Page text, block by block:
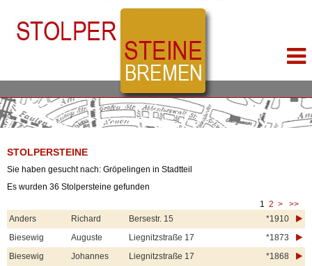
STOLPERSTEINE
Sie haben gesucht nach: Gröpelingen in Stadtteil
Es wurden 36 Stolpersteine gefunden
1 2 >
>>
Anders
Richard Bersestr. 15
*1910
Biesewig
Auguste Liegnitzstraße 17
*1873
Biesewig
Johannes Liegnitzstraße 17
*1868